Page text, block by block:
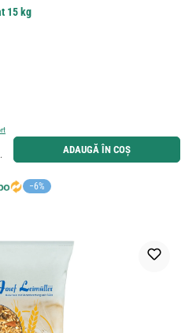
15 kg
−6%
sau utilizați butoanele pentru a mări sau micșora
ADAUGĂ ÎN COȘ